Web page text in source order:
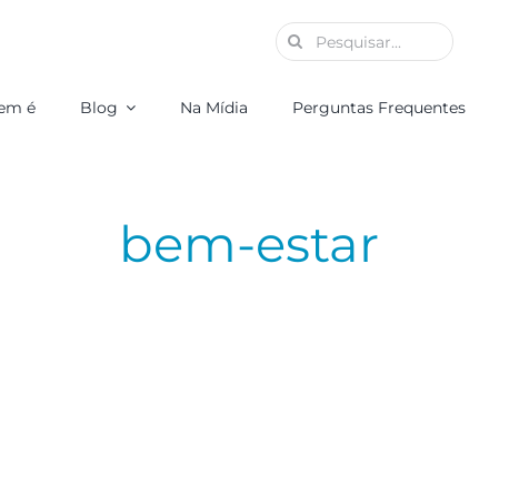
Buscar
resultados
para:
é Blog Na Mídia Perguntas Frequentes
bem-estar